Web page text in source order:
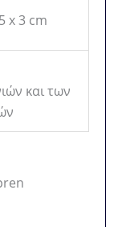
x 3 cm
και των